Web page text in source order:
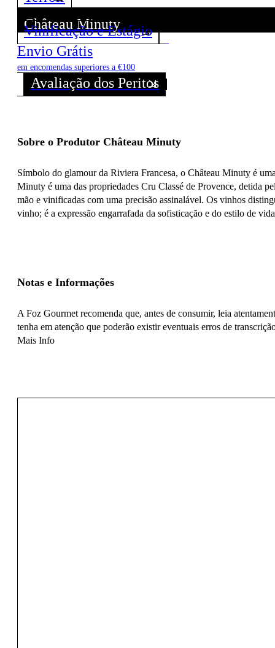
Château Minuty
Descubra todos os Vinhos deste Produtor!
Vinificação e Estágio
Envio Grátis
em encomendas superiores a €100
Avaliação dos Peritos
Sobre o Produtor Château Minuty
Símbolo do glamour da Riviera Francesa, o Château Minuty é
Minuty é uma das propriedades Cru Classé de Provence, detida
mão e vinificadas com uma precisão assinalável. Os vinhos
vinho; é a expressão engarrafada da sofisticação e do estilo de
Notas e Informações
A Foz Gourmet recomenda que, antes de consumir, leia
tenha em atenção que poderão existir eventuais erros de
Mais Info